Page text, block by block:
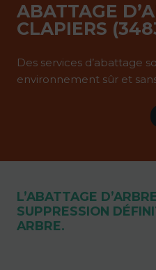
ABATTAGE
CLAPIERS
Des services d’abattage
environnement sûr et
L’ABATTAGE
SUPPRESSION
ARBRE.